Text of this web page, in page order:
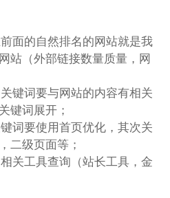
面的自然排名的网站就是我
站（外部链接数量质量，网
键词要与网站的内容有相关
键词展开；
词要使用首页优化，其次关
二级页面等；
关工具查询（站长工具，金